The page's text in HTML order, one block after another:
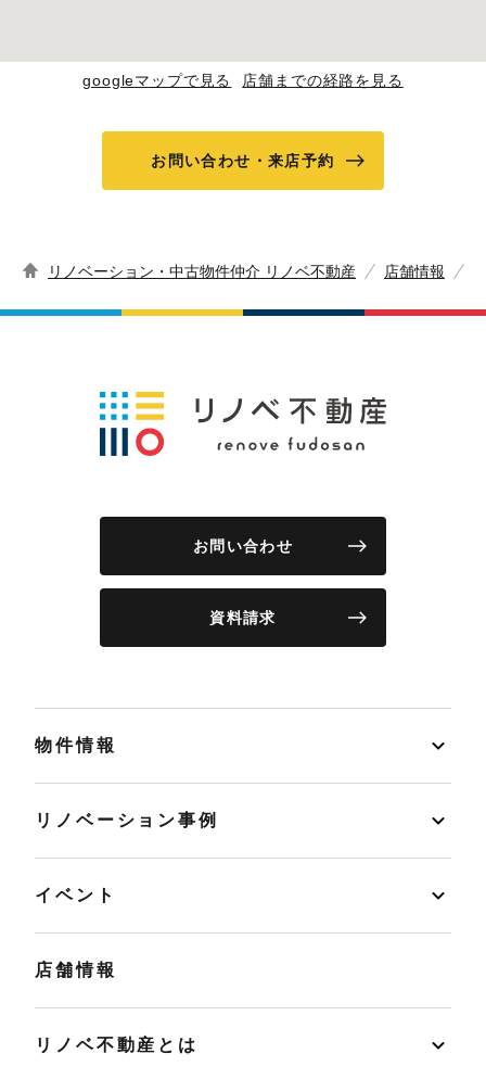
googleマップで見る 店舗までの経路を見る
お問い合わせ・来店予約
リノベーション・中古物件仲介 リノベ不動産 店舗情報
お問い合わせ
資料請求
物件情報
リノベーション事例
イベント
店舗情報
リノベ不動産とは